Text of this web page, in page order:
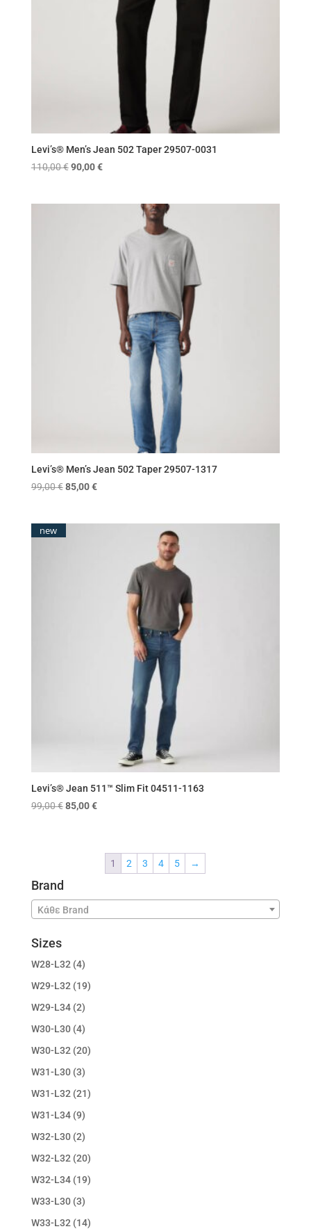
Levi’s® Men’s Jean 502 Taper 29507-0031
110,00€ Original
90,00€Η
Levi’s® Men’s Jean 502 Taper 29507-1317
99,00€ Original
85,00€Η
new
Levi’s® Jean 511™ Slim Fit 04511-1163
99,00€ Original
85,00€Η
είναι:
85,00 €.
1 2 3 4 5 →
Brand
Κάθε Brand
Sizes
W28-L32 (4)
W29-L32 (19)
W29-L34 (2)
W30-L30 (4)
W30-L32 (20)
W31-L30 (3)
W31-L32 (21)
W31-L34 (9)
W32-L30 (2)
W32-L32 (20)
W32-L34 (19)
W33-L30 (3)
W33-L32 (14)